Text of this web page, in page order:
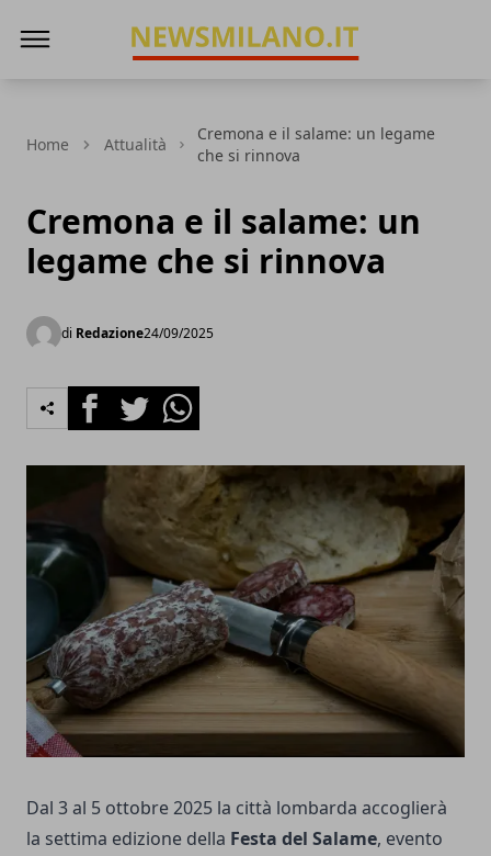
Home Attualità
Cremona e il salame: un legame
che si rinnova
Cremona e il salame: un
legame che si rinnova
di Redazione24/09/2025
FacebookTwitterWhatsapp
Dal 3 al 5 ottobre 2025 la città lombarda accoglierà
la settima edizione della Festa del Salame, evento